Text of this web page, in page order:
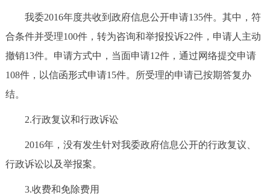
我委2016年度共收到政府信息公开申请135件。其中，符
合条件并受理100件，转为咨询和举报投诉22件，申请人主动
撤销13件。申请方式中，当面申请12件，通过网络提交申请
108件，以信函形式申请15件。所受理的申请已按期答复办
结。
2.行政复议和行政诉讼
2016年，没有发生针对我委政府信息公开的行政复议、
行政诉讼以及举报案。
3.收费和免除费用